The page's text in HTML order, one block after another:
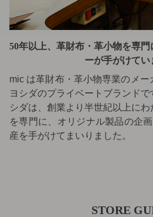
50年以上、革財布・革小物を専門
ーが手がけてい
mic は革財布・革小物専業のメ
ヨシダのプライベートブランド
シダは、創業より半世紀以上に
を専門に、オリジナル製品の企
産を手がけてまいりました。
STORE